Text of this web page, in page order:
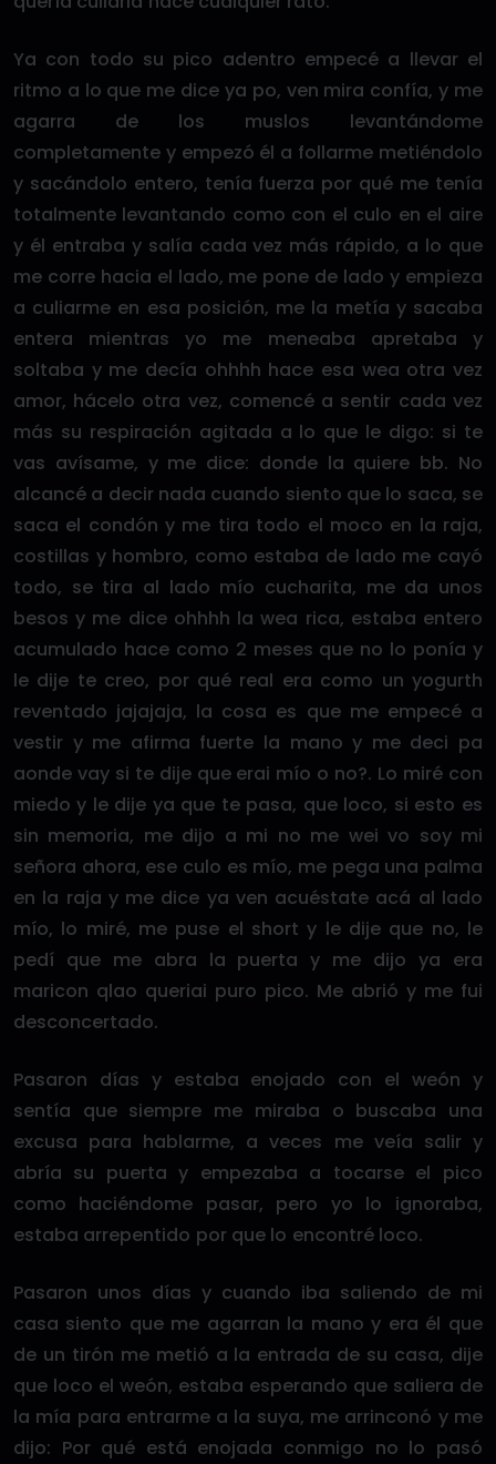
Ya con todo su pico adentro empecé a llevar el
ritmo a lo que me dice ya po, ven mira confía, y me
agarra de los muslos levantándome
completamente y empezó él a follarme metiéndolo
y sacándolo entero, tenía fuerza por qué me tenía
totalmente levantando como con el culo en el aire
y él entraba y salía cada vez más rápido, a lo que
me corre hacia el lado, me pone de lado y empieza
a culiarme en esa posición, me la metía y sacaba
entera mientras yo me meneaba apretaba y
soltaba y me decía ohhhh hace esa wea otra vez
amor, hácelo otra vez, comencé a sentir cada vez
más su respiración agitada a lo que le digo: si te
vas avísame, y me dice: donde la quiere bb. No
alcancé a decir nada cuando siento que lo saca, se
saca el condón y me tira todo el moco en la raja,
costillas y hombro, como estaba de lado me cayó
todo, se tira al lado mío cucharita, me da unos
besos y me dice ohhhh la wea rica, estaba entero
acumulado hace como 2 meses que no lo ponía y
le dije te creo, por qué real era como un yogurth
reventado jajajaja, la cosa es que me empecé a
vestir y me afirma fuerte la mano y me deci pa
aonde vay si te dije que erai mío o no?. Lo miré con
miedo y le dije ya que te pasa, que loco, si esto es
sin memoria, me dijo a mi no me wei vo soy mi
señora ahora, ese culo es mío, me pega una palma
en la raja y me dice ya ven acuéstate acá al lado
mío, lo miré, me puse el short y le dije que no, le
pedí que me abra la puerta y me dijo ya era
maricon qlao queriai puro pico. Me abrió y me fui
desconcertado.
Pasaron días y estaba enojado con el weón y
sentía que siempre me miraba o buscaba una
excusa para hablarme, a veces me veía salir y
abría su puerta y empezaba a tocarse el pico
como haciéndome pasar, pero yo lo ignoraba,
estaba arrepentido por que lo encontré loco.
Pasaron unos días y cuando iba saliendo de mi
casa siento que me agarran la mano y era él que
de un tirón me metió a la entrada de su casa, dije
que loco el weón, estaba esperando que saliera de
la mía para entrarme a la suya, me arrinconó y me
dijo: Por qué está enojada conmigo no lo pasó